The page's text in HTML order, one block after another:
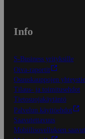
Info
S-Business yrityksille
Oiva-raportit
Osuuskauppojen
Tilaus- ja toimitusehdot
Tietosuojakäytäntö
Palvelun käyttöehdot
Saavutettavuus
Mobiilisovelluksen